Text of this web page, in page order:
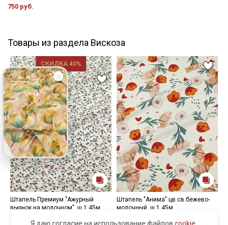
750 руб.
Товары из раздела Вискоза
СКИДКА 40%
Штапель Премиум "Ажурный
вьюнок на молочном", ш.1.45м,
Штапель "Анима" цв.св.бежево-
молочный, ш.1.45м,